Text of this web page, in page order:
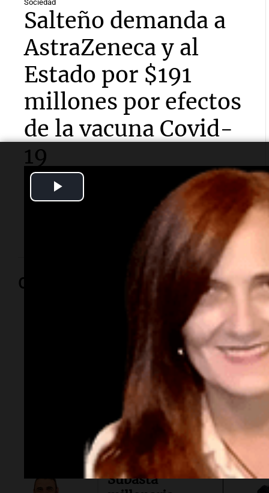
Sociedad
Salteño demanda a
AstraZeneca y al
Estado por $191
millones por efectos
de la vacuna Covid-
19
Un salteño de 34 años reclama indemnización tras
sufrir graves problemas de salud que asocia a las
dosis de la vacuna recibidas en 2021. La suma total
de su demanda asciende a $191 millones.
Opinión
Subasta
Por